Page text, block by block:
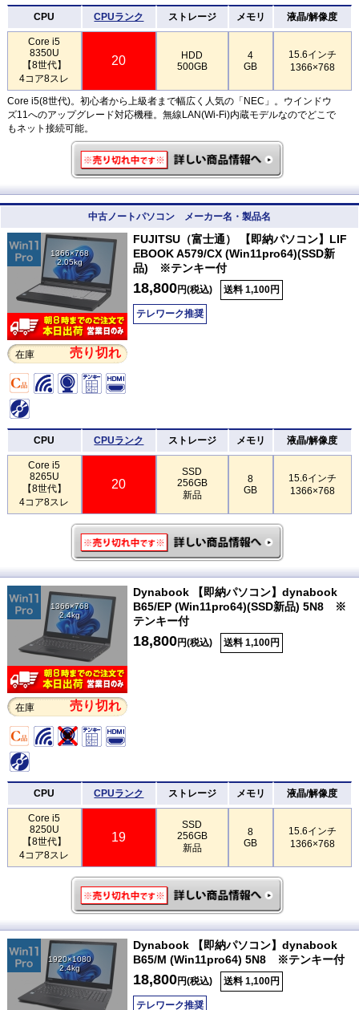
CPU CPUランク ストレージ メモリ 液晶/解像度
Core i5
8350U
【8世代】
4コア8スレ
20
HDD
500GB
4
GB
15.6インチ
1366×768
Core i5(8世代)。初心者から上級者まで幅広く人気の「NEC」。ウインドウ
ズ11へのアップグレード対応機種。無線LAN(Wi-Fi)内蔵モデルなのでどこで
もネット接続可能。
中古ノートパソコン メーカー名・製品名
1366×768
2.05kg
在庫 売り切れ
FUJITSU（富士通） 【即納パソコン】LIF
EBOOK A579/CX (Win11pro64)(SSD新
品) ※テンキー付
18,800円(税込) 送料 1,100円
テレワーク推奨
CPU CPUランク ストレージ メモリ 液晶/解像度
Core i5
8265U
【8世代】
4コア8スレ
20
SSD
256GB
新品
8
GB
15.6インチ
1366×768
1366×768
2.4kg
在庫 売り切れ
Dynabook 【即納パソコン】dynabook
B65/EP (Win11pro64)(SSD新品) 5N8 ※
テンキー付
18,800円(税込) 送料 1,100円
CPU CPUランク ストレージ メモリ 液晶/解像度
Core i5
8250U
【8世代】
4コア8スレ
19
SSD
256GB
新品
8
GB
15.6インチ
1366×768
1920×1080
2.4kg
Dynabook 【即納パソコン】dynabook
B65/M (Win11pro64) 5N8 ※テンキー付
18,800円(税込) 送料 1,100円
テレワーク推奨